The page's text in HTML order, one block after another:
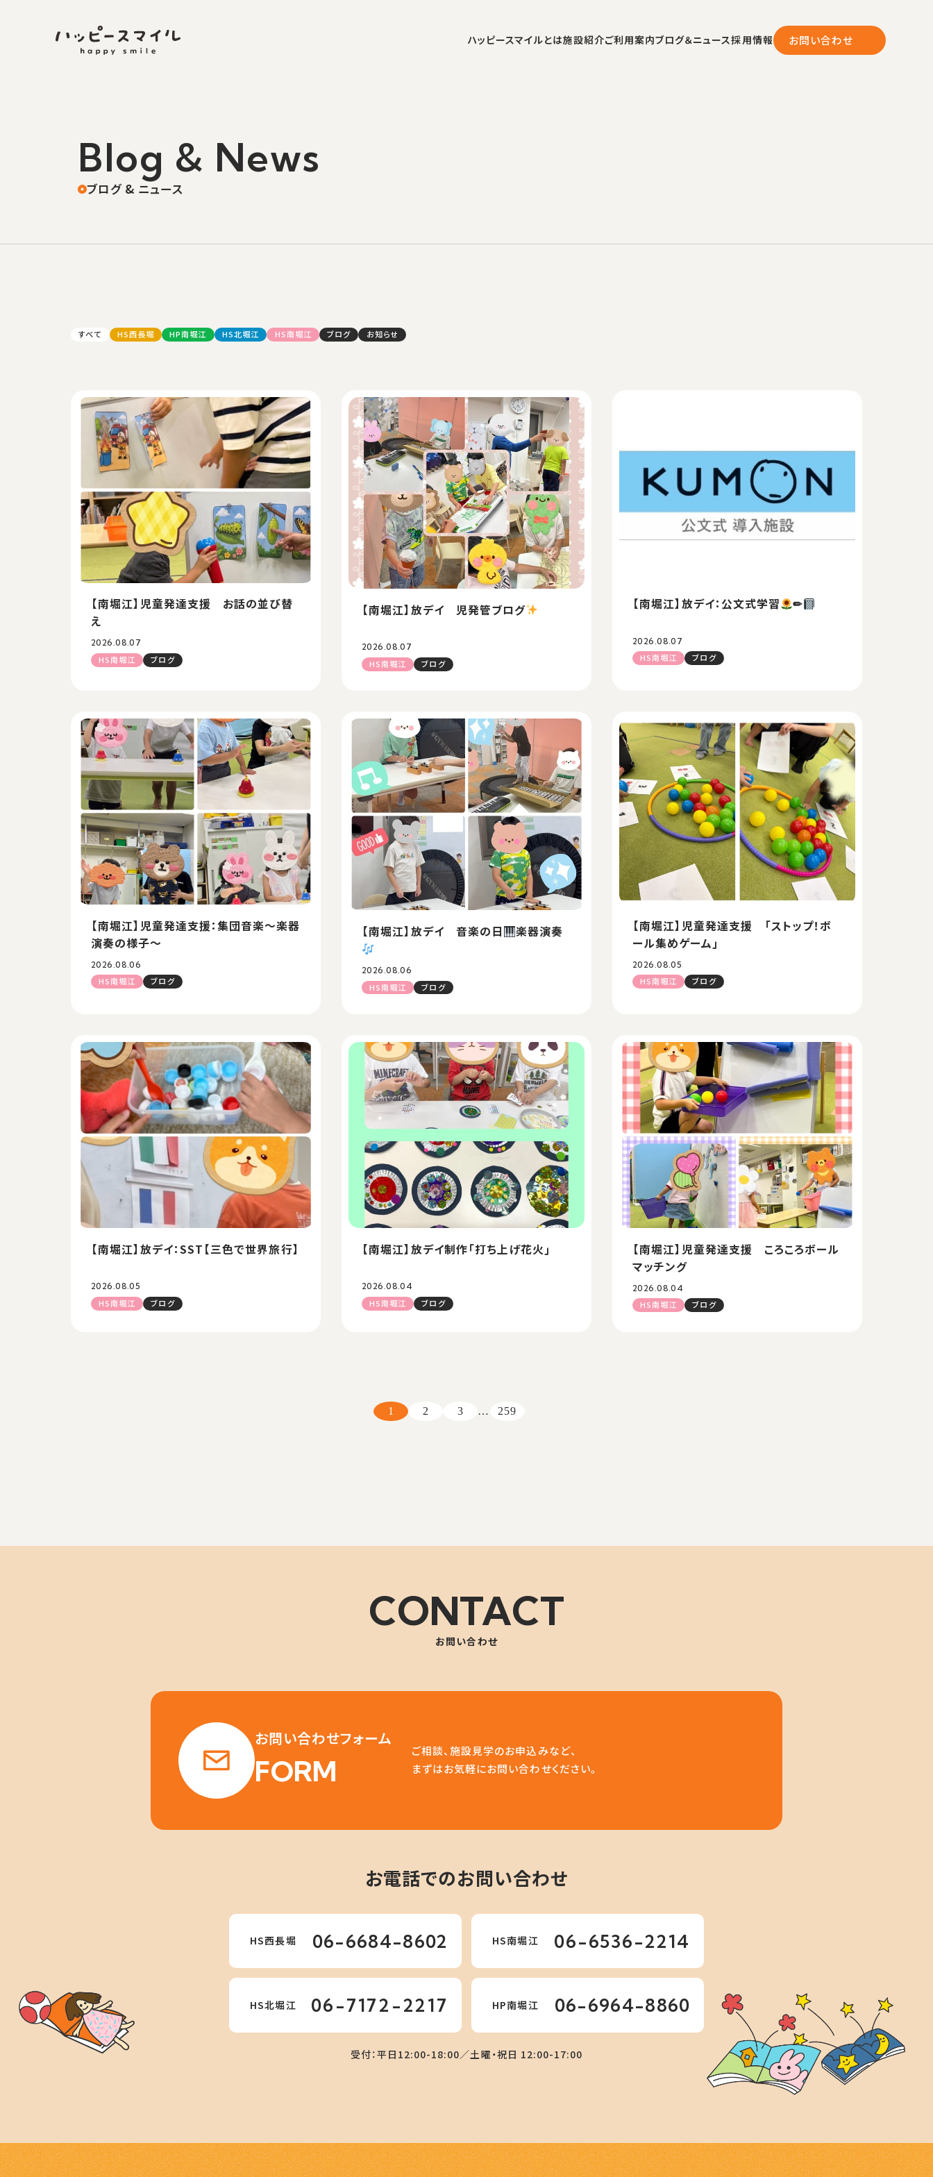
ハッピースマイルとは施設紹介ご利用案内ブログ＆ニュース採用情報 お問い合わせ
Blog & News
ブログ & ニュース
すべて HS西長堀 HP南堀江 HS北堀江 HS南堀江 ブログ お知らせ
【南堀江】児童発達支援 お話の並び替
え
2026.08.07
HS南堀江 ブログ
【南堀江】放デイ 児発管ブログ
2026.08.07
HS南堀江 ブログ
【南堀江】放デイ：公文式学習 ✏
2026.08.07
HS南堀江 ブログ
【南堀江】児童発達支援：集団音楽～楽器
演奏の様子～
2026.08.06
HS南堀江 ブログ
【南堀江】放デイ 音楽の日 楽器演奏
2026.08.06
HS南堀江 ブログ
【南堀江】児童発達支援 「ストップ！ボ
ール集めゲーム」
2026.08.05
HS南堀江 ブログ
【南堀江】放デイ：SST【三色で世界旅行】
2026.08.05
HS南堀江 ブログ
【南堀江】放デイ制作「打ち上げ花火」
2026.08.04
HS南堀江 ブログ
【南堀江】児童発達支援 ころころボール
マッチング
2026.08.04
HS南堀江 ブログ
1 2 3 … 259
CONTACT
お問い合わせ
お問い合わせフォーム
FORM
ご相談、施設見学のお申込みなど、
まずはお気軽にお問い合わせください。
お電話でのお問い合わせ
HS西長堀 06-6684-8602 HS南堀江 06-6536-2214
HS北堀江 06-7172-2217 HP南堀江 06-6964-8860
受付：平日12:00-18:00／土曜・祝日 12:00-17:00